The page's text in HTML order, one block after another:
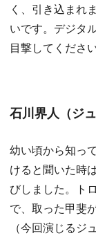
く、引き込まれ
いです。デジタ
目撃してくださ
石川界人（ジ
幼い頃から知っ
けると聞いた時
びしました。ト
で、取った甲斐
（今回演じる